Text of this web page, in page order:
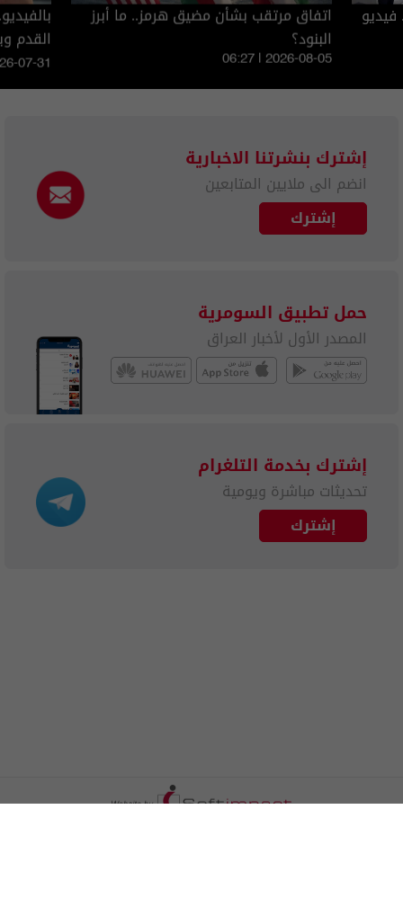
اتفاق مرتقب بشأن مضيق هرمز.. ما أبرز
البنود؟
06:27 | 2026-08-05
القدم
07-31
إشترك بنشرتنا الاخبارية
انضم الى ملايين المتابعين
إشترك
حمل تطبيق السومرية
المصدر الأول لأخبار العراق
إشترك بخدمة التلغرام
تحديثات مباشرة ويومية
إشترك